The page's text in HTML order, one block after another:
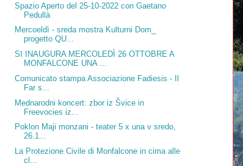
Spazio Aperto del 25-10-2022 con Gaetano
Pedullà
Mercoeldì - sreda mostra Kulturni Dom_
progetto QU...
SI INAUGURA MERCOLEDÌ 26 OTTOBRE A
MONFALCONE UNA ...
Comunicato stampa Associazione Fadiesis - Il
Far s...
Mednarodni koncert: zbor iz Švice in
Freevocies iz...
Poklon Maji monzani - teater 5 x una v sredo,
26.1...
La Protezione Civile di Monfalcone in cima alle
cl...